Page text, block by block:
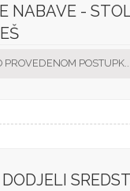
NABAVE -
PROVEDENOM POSTUPK...